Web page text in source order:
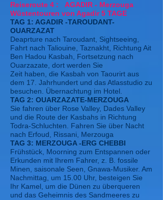
Reiseroute 4 : AGADIR - Merzouga
Wüstentouren von Agadir 5 TAGE
TAG 1: AGADIR -TAROUDANT-
OUARZAZAT
Deaprture nach Taroudant, Sightseeing,
Fahrt nach Taliouine, Taznakht, Richtung Ait
Ben Hadou Kasbah, Fortsetzung nach
Ouarzazate, dort werden Sie
Zeit haben, die Kasbah von Taourirt aus
dem 17. Jahrhundert und das Atlasstudio zu
besuchen. Übernachtung im Hotel.
TAG 2: OUARZAZATE-MERZOUGA
Sie fahren über Rose Valley, Dades Valley
und die Route der Kasbahs in Richtung
Todra-Schluchten. Fahren Sie über Nacht
nach Erfoud, Rissani, Merzouga
TAG 3: MERZOUGA -ERG CHEBBI
Frühstück, Moorning zum Entspannen oder
Erkunden mit Ihrem Fahrer, z. B. fossile
Minen, saisonale Seen, Gnawa-Musiker. Am
Nachmittag, um 15.00 Uhr, besteigen Sie
Ihr Kamel, um die Dünen zu überqueren
und das Geheimnis des Sandmeeres zu